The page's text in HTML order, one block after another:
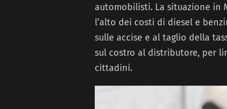
automobilisti. La situazione in
l’alto dei costi di diesel e
sulle accise e al taglio della
sul costro al distributore, per
cittadini.